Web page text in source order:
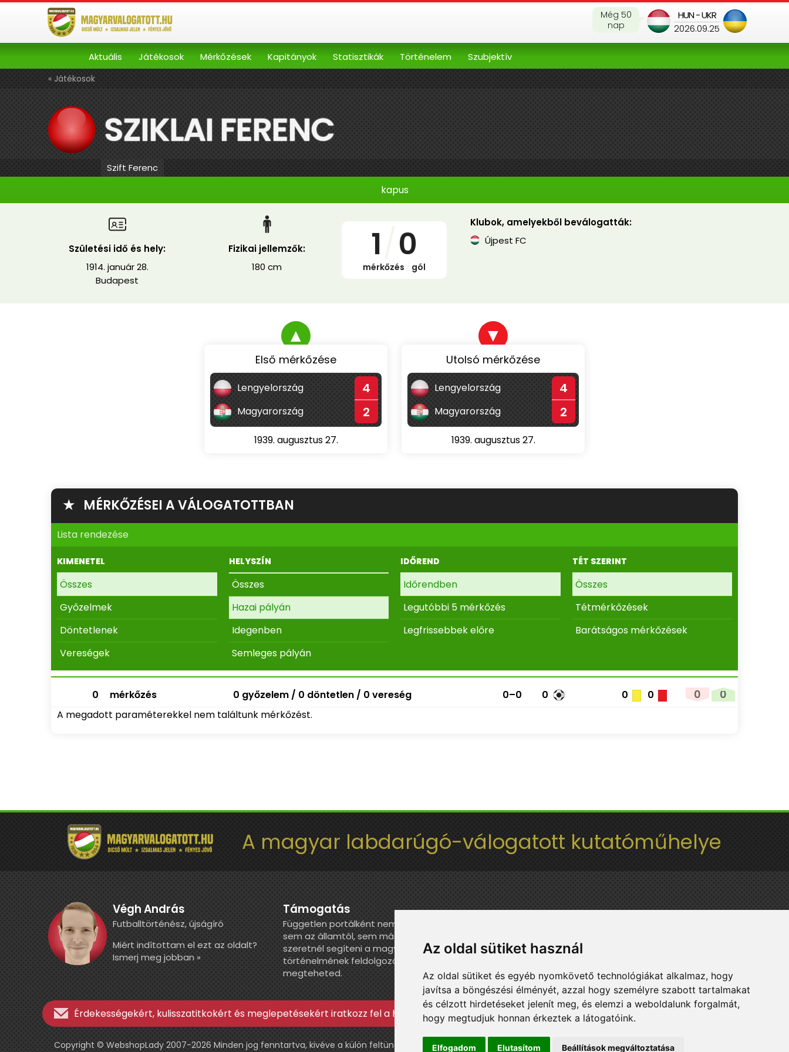
Az oldal sütiket használ
Az oldal sütiket és egyéb nyomkövető technológiákat alkalmaz, hogy
javítsa a böngészési élményét, azzal hogy személyre szabott tartalmakat
és célzott hirdetéseket jelenít meg, és elemzi a weboldalunk forgalmát,
hogy megtudjuk honnan érkeztek a látogatóink.
Elfogadom Elutasítom Beállítások megváltoztatása
HUN - UKR
2026.09.25
Még 50
nap
Aktuális Játékosok Mérkőzések Kapitányok Statisztikák Történelem Szubjektív
« Játékosok
SZIKLAI FERENC
Szift Ferenc
kapus
Születési idő és hely:
1914. január 28.
Budapest
Fizikai jellemzők:
180 cm
1 0
mérkőzés gól
Klubok, amelyekből beválogatták:
Újpest FC
▲
Első mérkőzése
Lengyelország 4
Magyarország 2
1939. augusztus 27.
▼
Utolsó mérkőzése
Lengyelország 4
Magyarország 2
1939. augusztus 27.
★ MÉRKŐZÉSEI A VÁLOGATOTTBAN
Lista rendezése
KIMENETEL
Összes
Győzelmek
Döntetlenek
Vereségek
HELYSZÍN
Összes
Hazai pályán
Idegenben
Semleges pályán
IDŐREND
Időrendben
Legutóbbi 5 mérkőzés
Legfrissebbek előre
TÉT SZERINT
Összes
Tétmérkőzések
Barátságos mérkőzések
0 mérkőzés 0 győzelem / 0 döntetlen / 0 vereség 0–0 0 0 0 0 0
A megadott paraméterekkel nem találtunk mérkőzést.
A magyar labdarúgó-válogatott kutatóműhelye
Végh András
Futballtörténész, újságíró
Miért indítottam el ezt az oldalt?
Ismerj meg jobban »
Támogatás
Független portálként nem kapunk juttatást
sem az államtól, sem más szervezettől. Ha
szeretnél segíteni a magyar válogatott
történelmének feldolgozásában, itt
megteheted.
Érdekességekért, kulisszatitkokért és meglepetésekért iratkozz fel a hírlevélre »
Copyright © WebshopLady 2007-2026 Minden jog fenntartva, kivéve a külön feltüntetett esetekben.